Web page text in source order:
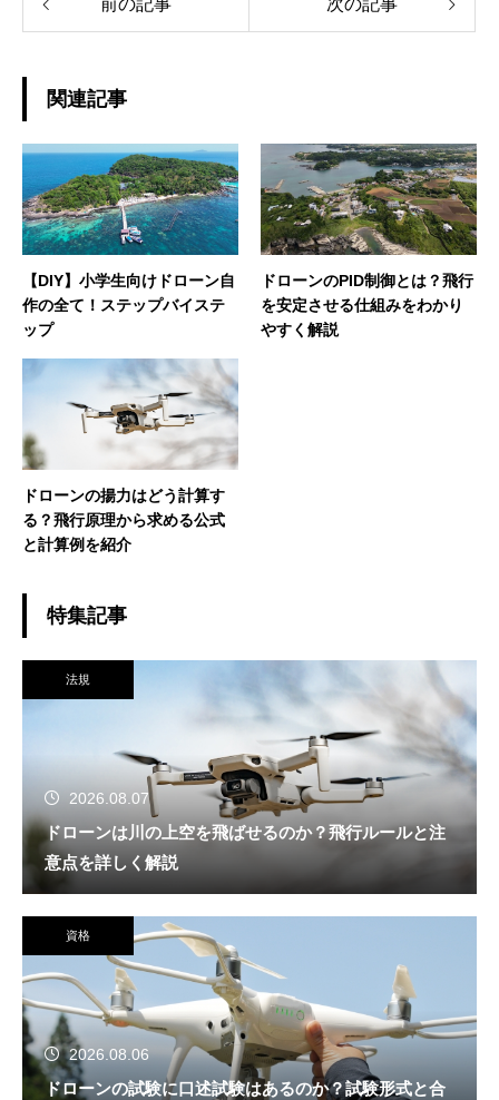
前の記事 次の記事
関連記事
【DIY】小学生向けドローン自
作の全て！ステップバイステ
ップ
ドローンのPID制御とは？飛行
を安定させる仕組みをわかり
やすく解説
ドローンの揚力はどう計算す
る？飛行原理から求める公式
と計算例を紹介
特集記事
法規
2026.08.07
ドローンは川の上空を飛ばせるのか？飛行ルールと注
意点を詳しく解説
資格
2026.08.06
ドローンの試験に口述試験はあるのか？試験形式と合